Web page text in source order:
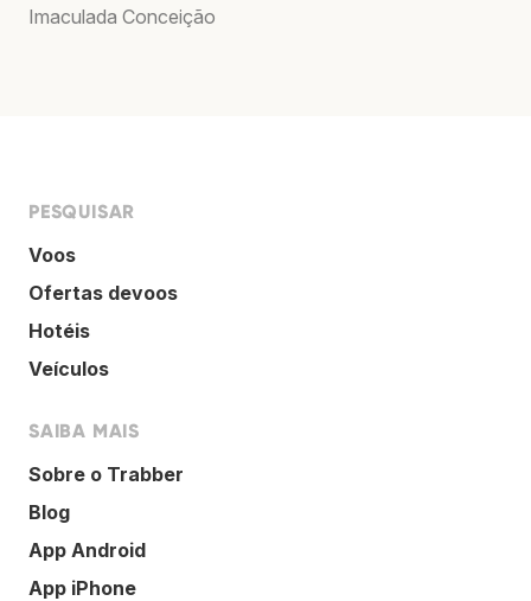
Imaculada Conceição
PESQUISAR
Voos
Ofertas devoos
Hotéis
Veículos
SAIBA MAIS
Sobre o Trabber
Blog
App Android
App iPhone